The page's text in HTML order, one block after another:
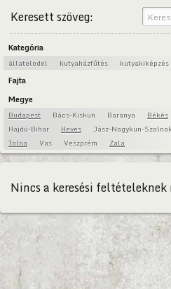
Keresett szöveg:
Kategória
állateledel kutyaházfűtés kutyakiképzés
Fajta
Megye
Budapest Bács-Kiskun Baranya Békés
Hajdú-Bihar
Heves Jász-Nagykun-
Tolna
Vas Veszprém Zala
Nincs a keresési